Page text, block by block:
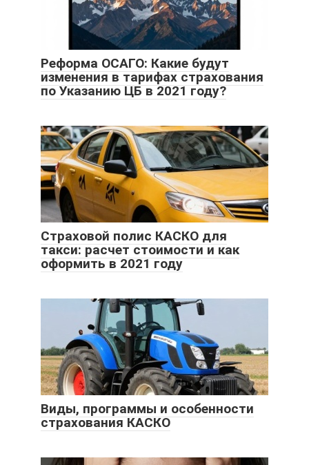
Реформа ОСАГО: Какие будут
изменения в тарифах страхования
по Указанию ЦБ в 2021 году?
Страховой полис КАСКО для
такси: расчет стоимости и как
оформить в 2021 году
Виды, программы и особенности
страхования КАСКО